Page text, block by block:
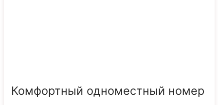
Комфортный одноместный номер